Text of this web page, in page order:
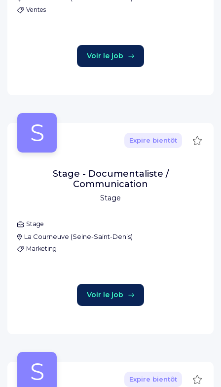
Ventes
Voir le job
S
Stage
Expire bientôt
Stage - Documentaliste /
Communication
Stage
La Courneuve (Seine-Saint-Denis)
Marketing
Voir le job
S Expire bientôt